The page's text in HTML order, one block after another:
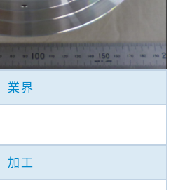
業界
加工